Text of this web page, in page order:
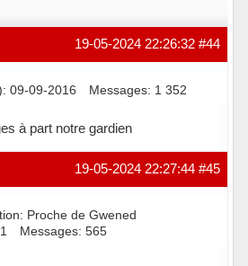
#44
19-05-2024 22:26:32
09-09-2016 Messages: 1 352
à part notre gardien
#45
19-05-2024 22:27:44
Proche de Gwened
Messages: 565